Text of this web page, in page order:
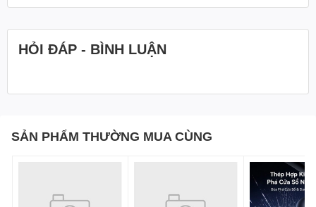
HỎI ĐÁP - BÌNH LUẬN
SẢN PHẨM THƯỜNG MUA CÙNG